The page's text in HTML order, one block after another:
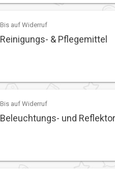
Bis auf Widerruf
Reinigungs- & Pflegemittel
Bis auf Widerruf
Beleuchtungs- und